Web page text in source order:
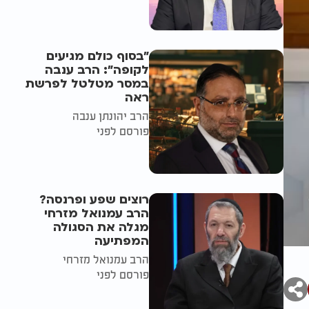
"בסוף כולם מגיעים
לקופה": הרב ענבה
במסר מטלטל לפרשת
ראה
הרב יהונתן ענבה
פורסם לפני
רוצים שפע ופרנסה?
הרב עמנואל מזרחי
מגלה את הסגולה
המפתיעה
הרב עמנואל מזרחי
פורסם לפני